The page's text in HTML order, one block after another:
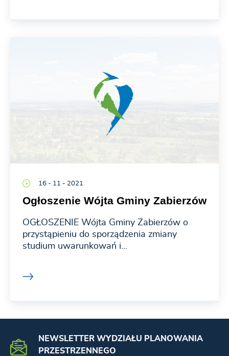
16 - 11 - 2021
Ogłoszenie Wójta Gminy Zabierzów
OGŁOSZENIE Wójta Gminy Zabierzów o
przystąpieniu do sporządzenia zmiany
studium uwarunkowań i...
NEWSLETTER WYDZIAŁU PLANOWANIA
PRZESTRZENNEGO